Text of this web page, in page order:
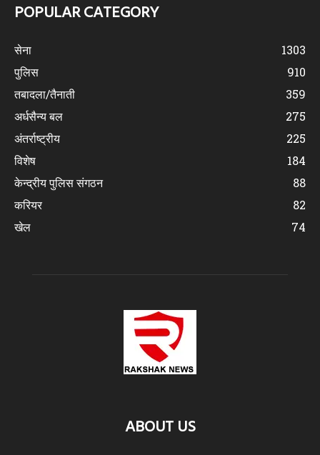
POPULAR CATEGORY
सेना
1303
पुलिस
910
तबादला/तैनाती
359
अर्धसैन्य बल
275
अंतर्राष्ट्रीय
225
विशेष
184
केन्द्रीय पुलिस संगठन
88
करियर
82
खेल
74
ABOUT US